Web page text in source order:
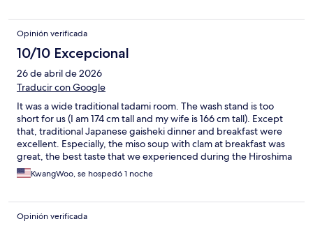
Opinión verificada
10/10 Excepcional
26 de abril de 2026
Traducir con Google
It was a wide traditional tadami room. The wash stand is too
short for us (I am 174 cm tall and my wife is 166 cm tall). Except
that, traditional Japanese gaisheki dinner and breakfast were
excellent. Especially, the miso soup with clam at breakfast was
great, the best taste that we experienced during the Hiroshima
trip.KwangWoo, se hospedó 1 noche
Opinión verificada